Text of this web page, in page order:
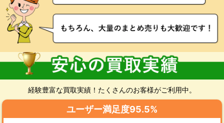
経験豊富な買取実績！たくさんのお客様がご利用中。
ユーザー満足度95.5%